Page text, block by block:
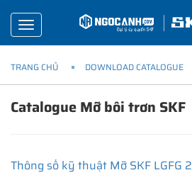
Toggle
navigation
TRANG CHỦ DOWNLOAD CATALOGUE
Catalogue Mỡ bôi trơn SKF
Thông số kỹ thuật Mỡ SKF LGFG 2